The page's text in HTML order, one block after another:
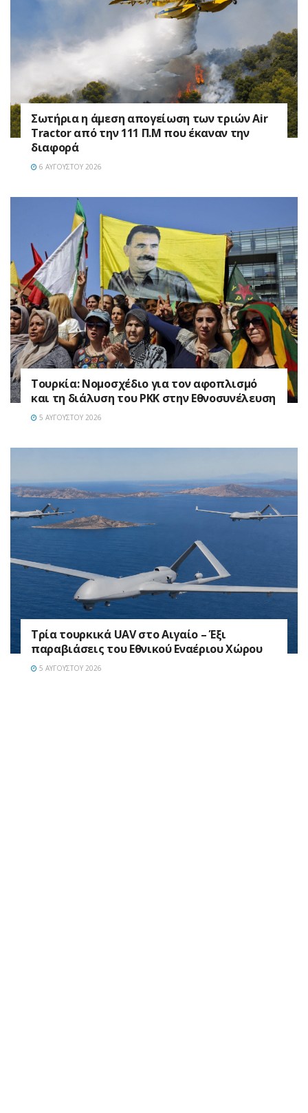
Σωτήρια η άμεση απογείωση των τριών Air
Tractor από την 111 Π.M που έκαναν την
διαφορά
6 ΑΥΓΟΎΣΤΟΥ 2026
Τουρκία: Νομοσχέδιο για τον αφοπλισμό
και τη διάλυση του PKK στην Εθνοσυνέλευση
5 ΑΥΓΟΎΣΤΟΥ 2026
Τρία τουρκικά UAV στο Αιγαίο – Έξι
παραβιάσεις του Εθνικού Εναέριου Χώρου
5 ΑΥΓΟΎΣΤΟΥ 2026